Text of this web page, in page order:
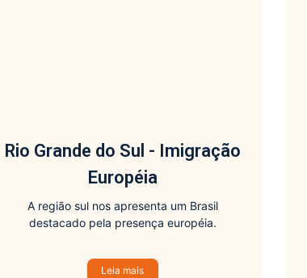
Rio Grande do Sul - Imigração
Européia
A região sul nos apresenta um Brasil
destacado pela presença européia.
Leia mais